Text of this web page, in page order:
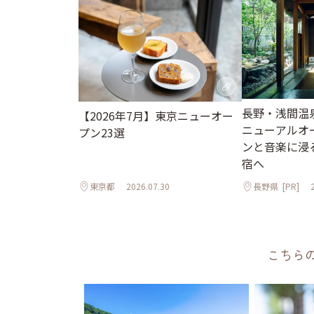
【2026年7月】東京ニューオー
プン23選
東京都 2026.07.30
長野・浅間温
ニューアルオ
ンと音楽に
宿へ
長野県 [PR]
こちら